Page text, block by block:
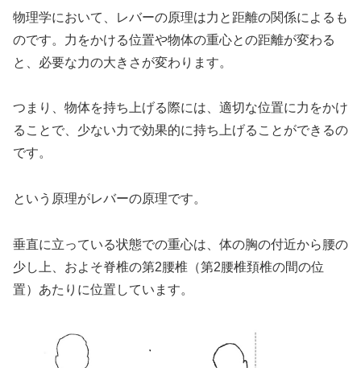
物理学において、レバーの原理は力と距離の関係によるも
のです。力をかける位置や物体の重心との距離が変わる
と、必要な力の大きさが変わります。
つまり、物体を持ち上げる際には、適切な位置に力をかけ
ることで、少ない力で効果的に持ち上げることができるの
です。
という原理がレバーの原理です。
垂直に立っている状態での重心は、体の胸の付近から腰の
少し上、およそ脊椎の第2腰椎（第2腰椎頚椎の間の位
置）あたりに位置しています。